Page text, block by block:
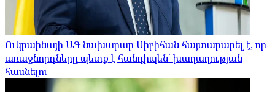
Ուկրաինայի ԱԳ նախարար Սիբիհան հայտարարել է, որ
առաջնորդները պետք է հանդիպեն՝ խաղաղության
հասնելու